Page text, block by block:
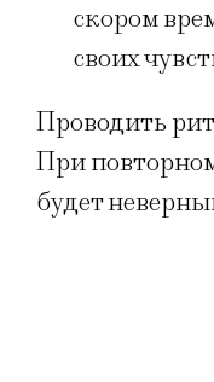
скором
своих
Проводить
При
будет